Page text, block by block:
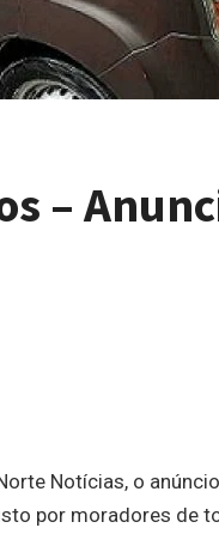
–
Notícias, o
por moradores de